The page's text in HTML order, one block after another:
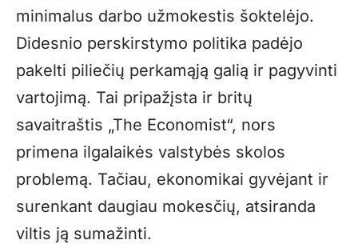
minimalus darbo užmokestis šoktelėjo.
Didesnio perskirstymo politika padėjo
pakelti piliečių perkamąją galią ir pagyvinti
vartojimą. Tai pripažįsta ir britų
savaitraštis „The Economist“, nors
primena ilgalaikės valstybės skolos
problemą. Tačiau, ekonomikai gyvėjant ir
surenkant daugiau mokesčių, atsiranda
viltis ją sumažinti.